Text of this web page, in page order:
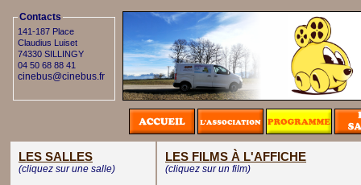
Contacts
141-187 Place
Claudius Luiset
74330 SILLINGY
04 50 68 88 41
cinebus@cinebus.fr
LES SALLES
(cliquez sur une salle)
LES FILMS À L'AFFICHE
(cliquez sur un film)